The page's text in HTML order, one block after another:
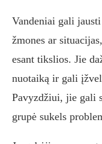
Vandeniai gali
žmones ar
esant tikslios. Jie
nuotaiką ir gali
Pavyzdžiui, jie gali
grupė sukels